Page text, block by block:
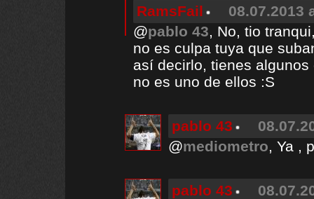
RamsFail
08.07.2013
@pablo 43, No, tio
no es culpa tuya que
así decirlo, tienes
no es uno de ellos :S
pablo 43
@mediometro, Ya ,
pablo 43